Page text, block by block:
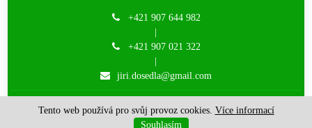
+421 907 644 982
|
+421 907 021 322
|
jiri.dosedla@gmail.com
JM-DODOS s.r.o. | © 2015 - 2026 | created by Websy
Tento web používá pro svůj provoz cookies. Více informací
Souhlasím